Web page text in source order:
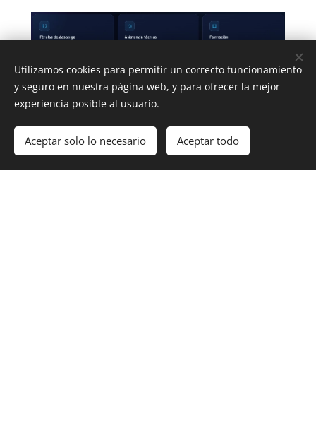
Utilizamos cookies para permitir un correcto funcionamiento
y seguro en nuestra página web, y para ofrecer la mejor
experiencia posible al usuario.
Aceptar solo lo necesario Aceptar todo